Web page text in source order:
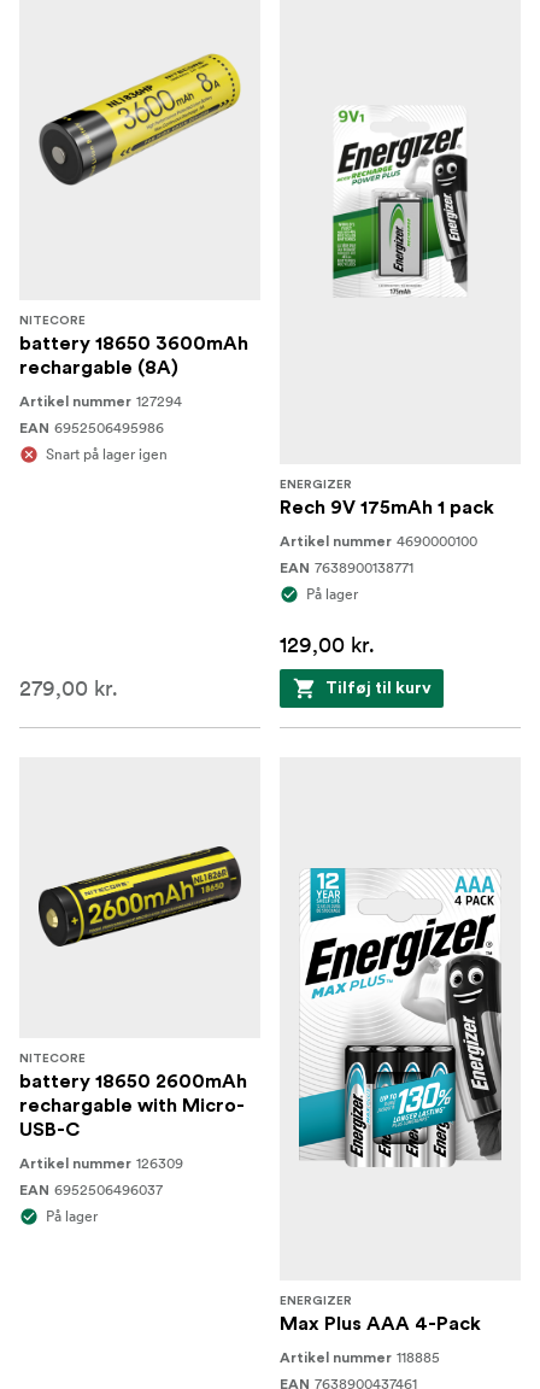
NITECORE
battery 18650 3600mAh
rechargable (8A)
Artikel nummer 127294
EAN 6952506495986
Snart på lager igen
279,00 kr.
ENERGIZER
Rech 9V 175mAh 1 pack
Artikel nummer 4690000100
EAN 7638900138771
På lager
129,00 kr.
Tilføj til kurv
NITECORE
battery 18650 2600mAh
rechargable with Micro-
USB-C
Artikel nummer 126309
EAN 6952506496037
På lager
ENERGIZER
Max Plus AAA 4-Pack
Artikel nummer 118885
EAN 7638900437461